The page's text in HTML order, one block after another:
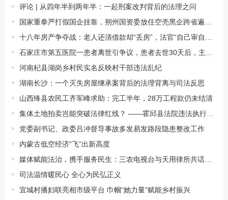
评论 | 从四年半到两年半：一起刑案改判背后的法理之问
国家重拳严打假国企挂靠，朔州国资委放任空壳黑企跨省遍地开花
十八年房产争夺战：老人还清借款却“丢房”，法官“自己审自己”引程序违法质···
石家庄市第五医院一患者离世引争议，患者去世30天后，主治医师才“变更”至涉···
河南杞县湖岗乡村民实名反映村干部违法乱纪
湖南长沙：一个灭失房屋继承案背后的法理背离与司法反思
山西绛县农民工齐军峰求助：完工半年，28万工程款仍未结清
集体土地拍卖岂能突破法律红线？​​ ——霍邱县法院违法执行案追踪与追责追问···
党委副书记、政委吕冲督导事故多发易发路段隐患整改工作
内蒙古低空经济“飞”出新高度
媒体赋能法治，携手服务民生：三农电视台与天用律所共话合作发展新机遇
司法温情暖民心 全心为民弘正义
宜城村播妇联亮相市级平台 巾帼“她力量”赋能乡村振兴